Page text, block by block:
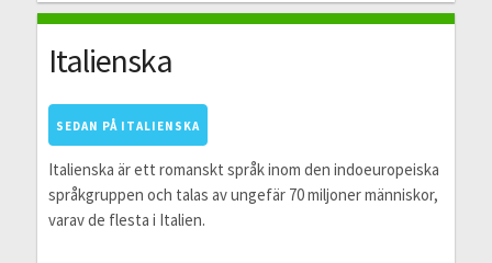
Italienska
SEDAN PÅ ITALIENSKA
Italienska är ett romanskt språk inom den indoeuropeiska
språkgruppen och talas av ungefär 70 miljoner människor,
varav de flesta i Italien.